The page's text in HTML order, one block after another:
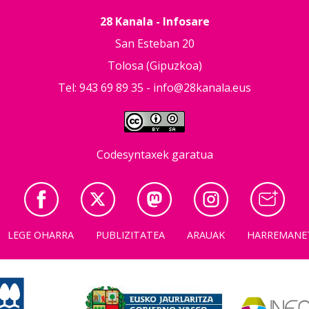
28 Kanala - Infosare
San Esteban 20
Tolosa (Gipuzkoa)
Tel: 943 69 89 35 - info@28kanala.eus
Codesyntaxek garatua
LEGE OHARRA PUBLIZITATEA ARAUAK